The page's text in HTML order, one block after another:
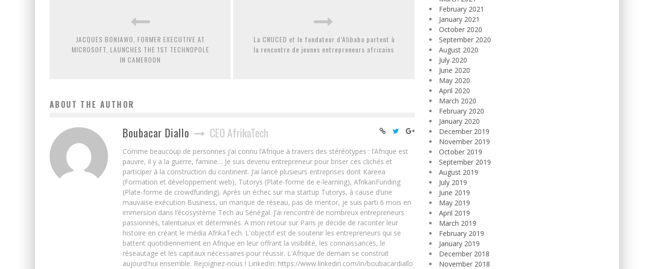
JACQUES BONJAWO, FORMER EXECUTIVE AT
MICROSOFT, LAUNCHES THE 1ST TECHNOPOLE
IN CAMEROON
La CNUCED et le fondateur d’Alibaba partent à
la rencontre de jeunes entrepreneurs africains
ABOUT THE AUTHOR
Boubacar Diallo CEO AfrikaTech
Comme beaucoup de personnes j’ai connu l’Afrique à travers des stéréotypes : l’Afrique est
pauvre, il y a la guerre, famine… Je suis devenu entrepreneur pour briser ces clichés et
participer à la construction du continent. J’ai lancé plusieurs entreprises dont Kareea
(Formation et développement web), Tutorys (Plate-forme de e-learning), AfrikanFunding
(Plate-forme de crowdfunding). Après un échec sur ma startup Tutorys, à cause d’une
mauvaise exécution Business, un manque de réseau, pas de mentor, je suis parti 6 mois en
immersion dans l’écosystème Tech au Sénégal. J’ai rencontré de nombreux entrepreneurs
passionnés, talentueux et déterminés. A mon retour sur Paris je décide de raconter leur
histoire en créant le média AfrikaTech. L'objectif est de soutenir les entrepreneurs qui se
battent quotidiennement en Afrique en leur offrant la visibilité, les connaissances, le
réseautage et les capitaux nécessaires pour réussir. L'Afrique de demain se construit
aujourd'hui ensemble. Rejoignez-nous ! LinkedIn: https://www.linkedin.com/in/boubacardiallo
February 2021
January 2021
October 2020
September 2020
August 2020
July 2020
June 2020
May 2020
April 2020
March 2020
February 2020
January 2020
December 2019
November 2019
October 2019
September 2019
August 2019
July 2019
June 2019
May 2019
April 2019
March 2019
February 2019
January 2019
December 2018
November 2018